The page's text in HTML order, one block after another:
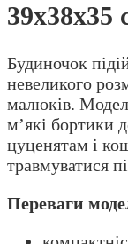
39х38х35
Будиночок
невеликого
малюків.
м’які бортики
цуценятам і
травмуватися
Переваги